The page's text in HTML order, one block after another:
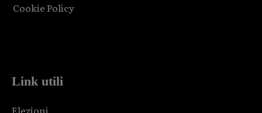
Cookie Policy
Link utili